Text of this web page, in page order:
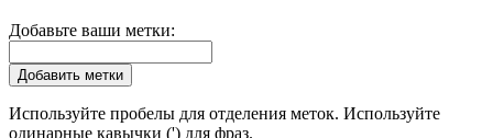
Добавьте ваши метки:
Добавить метки
Используйте пробелы для отделения меток. Используйте
одинарные кавычки (') для фраз.